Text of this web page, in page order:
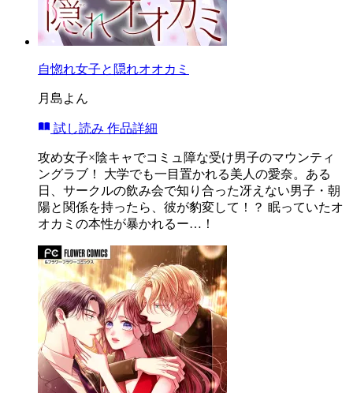
自惚れ女子と隠れオオカミ
月島よん
試し読み 作品詳細
攻め女子×陰キャでコミュ障な受け男子のマウンティ
ングラブ！ 大学でも一目置かれる美人の愛奈。ある
日、サークルの飲み会で知り合った冴えない男子・朝
陽と関係を持ったら、彼が豹変して！？ 眠っていたオ
オカミの本性が暴かれるー…！